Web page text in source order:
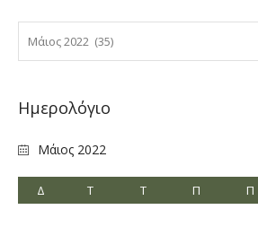
Ημερολόγιο
Μάιος 2022
Δ Τ Τ Π Π